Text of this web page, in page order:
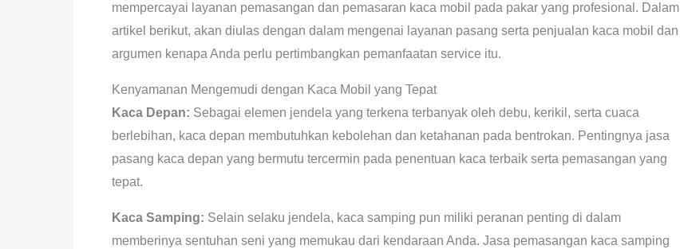
mempercayai layanan pemasangan dan pemasaran kaca mobil pada pakar yang profesional. Dalam
artikel berikut, akan diulas dengan dalam mengenai layanan pasang serta penjualan kaca mobil dan
argumen kenapa Anda perlu pertimbangkan pemanfaatan service itu.
Kenyamanan Mengemudi dengan Kaca Mobil yang Tepat
Kaca Depan: Sebagai elemen jendela yang terkena terbanyak oleh debu, kerikil, serta cuaca
berlebihan, kaca depan membutuhkan kebolehan dan ketahanan pada bentrokan. Pentingnya jasa
pasang kaca depan yang bermutu tercermin pada penentuan kaca terbaik serta pemasangan yang
tepat.
Kaca Samping: Selain selaku jendela, kaca samping pun miliki peranan penting di dalam
memberinya sentuhan seni yang memukau dari kendaraan Anda. Jasa pemasangan kaca samping